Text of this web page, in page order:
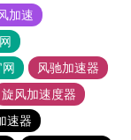
加速
风驰加速器
旋风加速度器
速器